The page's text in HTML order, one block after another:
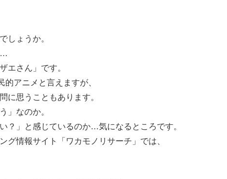
しょうか。
…
エさん」です。
アニメと言えますが、
に思うこともあります。
」なのか。
？」と感じているのか…気になるところです。
グ情報サイト「ワカモノリサーチ」では、